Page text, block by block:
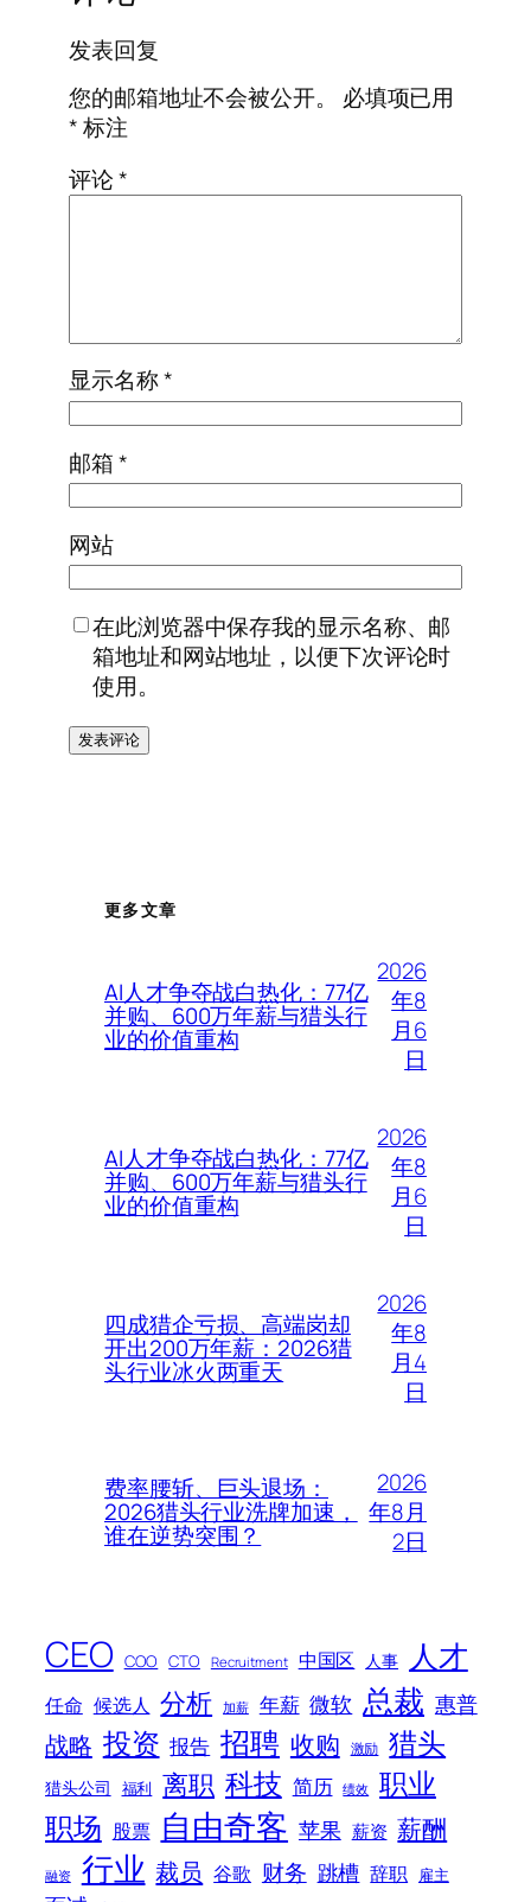
发表回复
您的邮箱地址不会被公开。
必填项已用
*标注
评论*
显示名称*
邮箱*
网站
在此浏览器中保存我的显示名称、邮
箱地址和网站地址，以便下次评论时
使用。
更多文章
AI人才争夺战白热化：77亿
并购、600万年薪与猎头行
业的价值重构
2026
年8
月6
日
AI人才争夺战白热化：77亿
并购、600万年薪与猎头行
业的价值重构
2026
年8
月6
日
四成猎企亏损、高端岗却
开出200万年薪：2026猎
头行业冰火两重天
2026
年8
月4
日
费率腰斩、巨头退场：
2026猎头行业洗牌加速，
谁在逆势突围？
2026
年8月
2日
CEO COO CTO Recruitment 中国区 人事 人才
任命 候选人 分析 加薪 年薪 微软 总裁 惠普
战略 投资 报告 招聘 收购 激励 猎头
猎头公司 福利 离职 科技 简历 绩效 职业
职场 股票 自由奇客 苹果 薪资 薪酬
融资 行业 裁员 谷歌 财务 跳槽 辞职 雇主